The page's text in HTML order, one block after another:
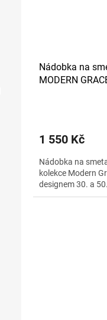
Nádobka na
MODERN
1 550 Kč
Nádobka na
kolekce Modern
designem 30. a